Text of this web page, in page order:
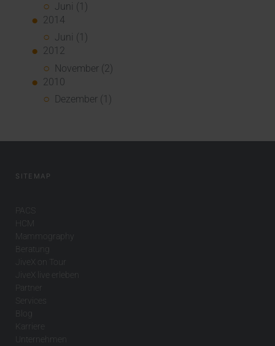
Juni (1)
2014
Juni (1)
2012
November (2)
2010
Dezember (1)
SITEMAP
PACS
HCM
Mammography
Beratung
JiveX on Tour
JiveX live erleben
Partner
Services
Blog
Karriere
Unternehmen